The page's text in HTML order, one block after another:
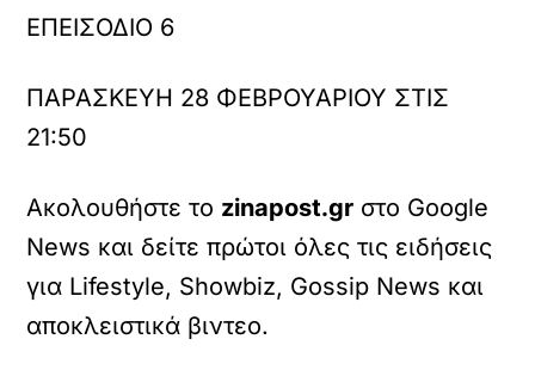
ΕΠΕΙΣΟΔΙΟ 6
ΠΑΡΑΣΚΕΥΗ 28 ΦΕΒΡΟΥΑΡΙΟΥ ΣΤΙΣ
21:50
Ακολουθήστε το zinapost.gr στο Google
News και δείτε πρώτοι όλες τις ειδήσεις
για Lifestyle, Showbiz, Gossip News και
αποκλειστικά βιντεο.